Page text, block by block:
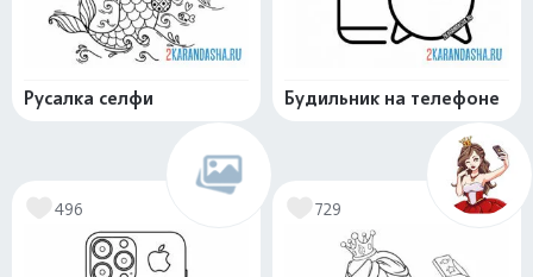
Русалка селфи Будильник на телефоне
496 729